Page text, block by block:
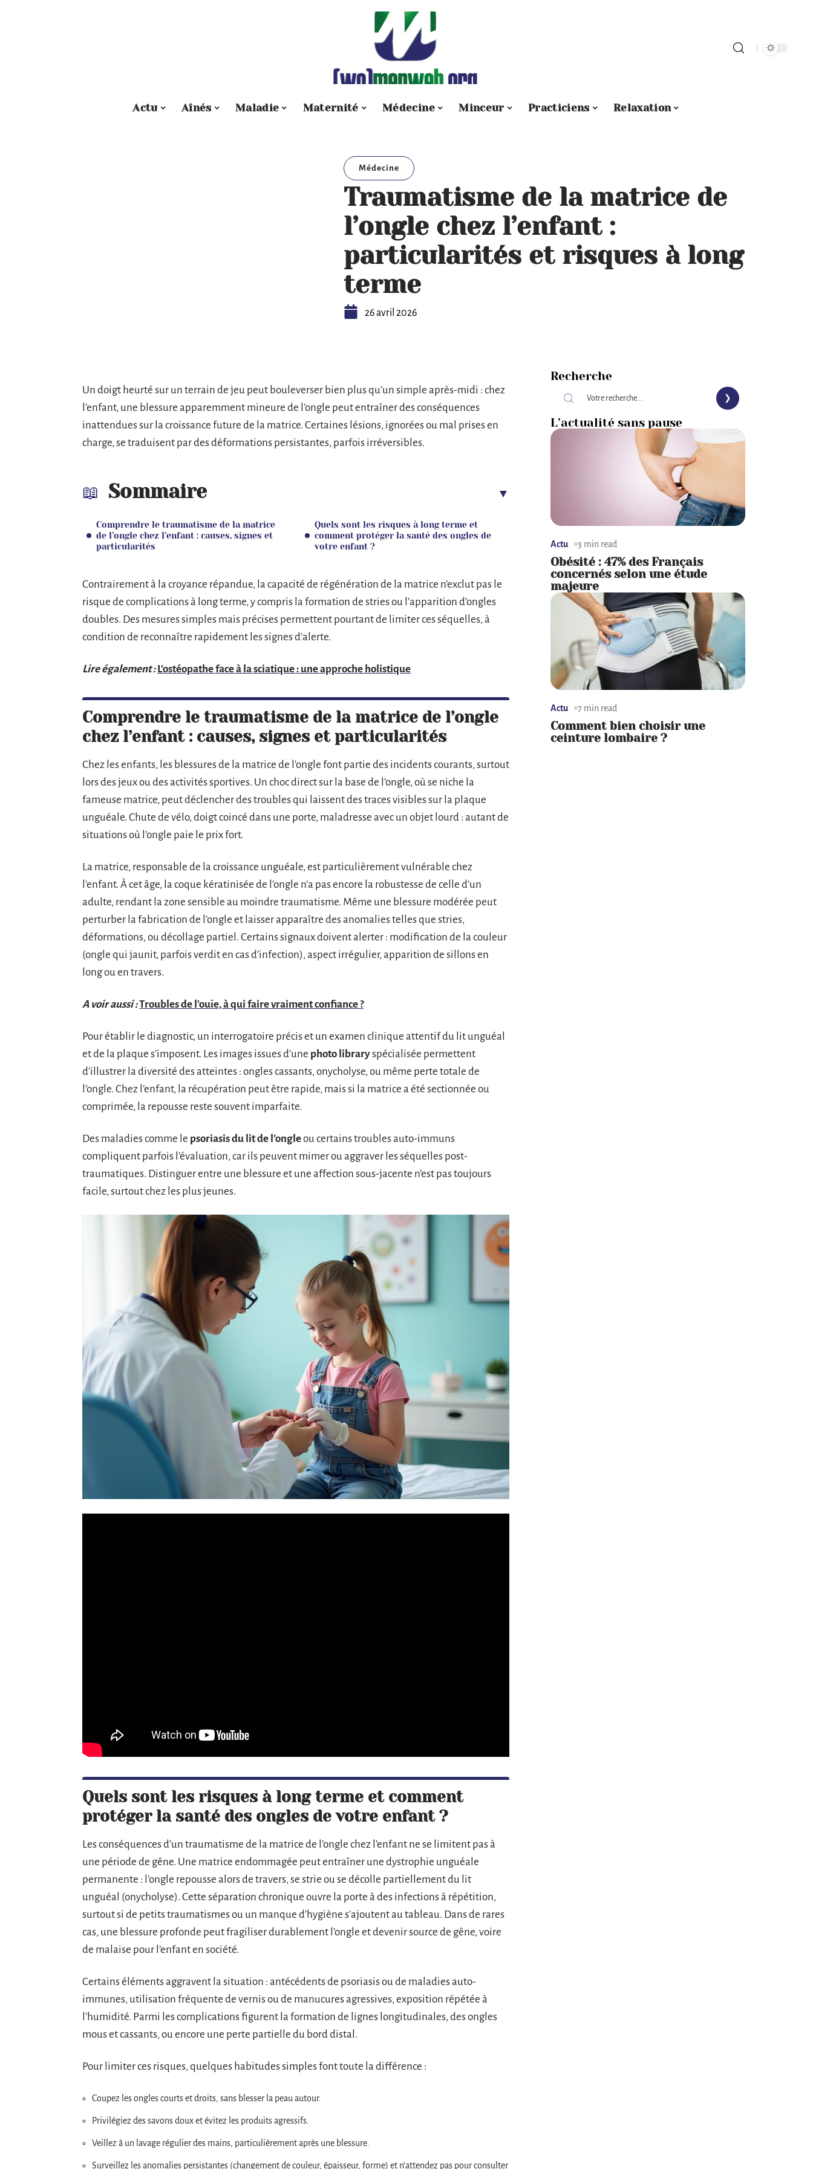
Actu Aînés Maladie Maternité Médecine Minceur Practiciens Relaxation
Médecine
Traumatisme de la matrice de
l’ongle chez l’enfant :
particularités et risques à long
terme
26 avril 2026
Un doigt heurté sur un terrain de jeu peut bouleverser bien plus qu’un simple après-midi : chez
l’enfant, une blessure apparemment mineure de l’ongle peut entraîner des conséquences
inattendues sur la croissance future de la matrice. Certaines lésions, ignorées ou mal prises en
charge, se traduisent par des déformations persistantes, parfois irréversibles.
Sommaire
Comprendre le traumatisme de la matrice
de l’ongle chez l’enfant : causes, signes et
particularités
Quels sont les risques à long terme et
comment protéger la santé des ongles de
votre enfant ?
Contrairement à la croyance répandue, la capacité de régénération de la matrice n’exclut pas le
risque de complications à long terme, y compris la formation de stries ou l’apparition d’ongles
doubles. Des mesures simples mais précises permettent pourtant de limiter ces séquelles, à
condition de reconnaître rapidement les signes d’alerte.
Lire également : L'ostéopathe face à la sciatique : une approche holistique
Comprendre le traumatisme de la matrice de l’ongle
chez l’enfant : causes, signes et particularités
Chez les enfants, les blessures de la matrice de l’ongle font partie des incidents courants, surtout
lors des jeux ou des activités sportives. Un choc direct sur la base de l’ongle, où se niche la
fameuse matrice, peut déclencher des troubles qui laissent des traces visibles sur la plaque
unguéale. Chute de vélo, doigt coincé dans une porte, maladresse avec un objet lourd : autant de
situations où l’ongle paie le prix fort.
La matrice, responsable de la croissance unguéale, est particulièrement vulnérable chez
l’enfant. À cet âge, la coque kératinisée de l’ongle n’a pas encore la robustesse de celle d’un
adulte, rendant la zone sensible au moindre traumatisme. Même une blessure modérée peut
perturber la fabrication de l’ongle et laisser apparaître des anomalies telles que stries,
déformations, ou décollage partiel. Certains signaux doivent alerter : modification de la couleur
(ongle qui jaunit, parfois verdit en cas d’infection), aspect irrégulier, apparition de sillons en
long ou en travers.
A voir aussi :Troubles de l'ouïe, à qui faire vraiment confiance ?
Pour établir le diagnostic, un interrogatoire précis et un examen clinique attentif du lit unguéal
et de la plaque s’imposent. Les images issues d’une photo libraryspécialisée permettent
d’illustrer la diversité des atteintes : ongles cassants, onycholyse, ou même perte totale de
l’ongle. Chez l’enfant, la récupération peut être rapide, mais si la matrice a été sectionnée ou
comprimée, la repousse reste souvent imparfaite.
Des maladies comme le psoriasis du lit de l’ongleou certains troubles auto-immuns
compliquent parfois l’évaluation, car ils peuvent mimer ou aggraver les séquelles post-
traumatiques. Distinguer entre une blessure et une affection sous-jacente n’est pas toujours
facile, surtout chez les plus jeunes.
Quels sont les risques à long terme et comment
protéger la santé des ongles de votre enfant ?
Les conséquences d’un traumatisme de la matrice de l’ongle chez l’enfant ne se limitent pas à
une période de gêne. Une matrice endommagée peut entraîner une dystrophie unguéale
permanente : l’ongle repousse alors de travers, se strie ou se décolle partiellement du lit
unguéal (onycholyse). Cette séparation chronique ouvre la porte à des infections à répétition,
surtout si de petits traumatismes ou un manque d’hygiène s’ajoutent au tableau. Dans de rares
cas, une blessure profonde peut fragiliser durablement l’ongle et devenir source de gêne, voire
de malaise pour l’enfant en société.
Certains éléments aggravent la situation : antécédents de psoriasis ou de maladies auto-
immunes, utilisation fréquente de vernis ou de manucures agressives, exposition répétée à
l’humidité. Parmi les complications figurent la formation de lignes longitudinales, des ongles
mous et cassants, ou encore une perte partielle du bord distal.
Pour limiter ces risques, quelques habitudes simples font toute la différence :
Coupez les ongles courts et droits, sans blesser la peau autour.
Privilégiez des savons doux et évitez les produits agressifs.
Veillez à un lavage régulier des mains, particulièrement après une blessure.
Surveillez les anomalies persistantes (changement de couleur, épaisseur, forme) et n’attendez pas pour consulter
Recherche
L’actualité sans pause
Actu 3 min read
Obésité : 47% des Français
concernés selon une étude
majeure
Actu 7 min read
Comment bien choisir une
ceinture lombaire ?